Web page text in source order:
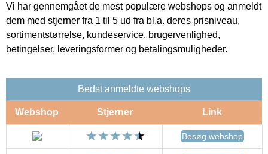
Vi har gennemgået de mest populære webshops og anmeldt
dem med stjerner fra 1 til 5 ud fra bl.a. deres prisniveau,
sortimentstørrelse, kundeservice, brugervenlighed,
betingelser, leveringsformer og betalingsmuligheder.
Bedst anmeldte webshops
Webshop Stjerner Link
Besøg webshop